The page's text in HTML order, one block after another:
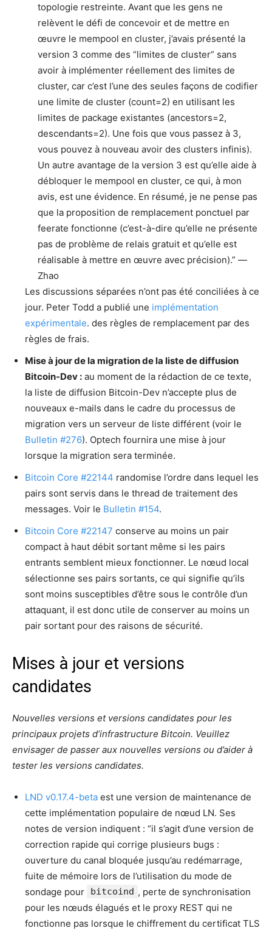
topologie restreinte. Avant que les gens ne
relèvent le défi de concevoir et de mettre en
œuvre le mempool en cluster, j’avais présenté la
version 3 comme des “limites de cluster” sans
avoir à implémenter réellement des limites de
cluster, car c’est l’une des seules façons de codifier
une limite de cluster (count=2) en utilisant les
limites de package existantes (ancestors=2,
descendants=2). Une fois que vous passez à 3,
vous pouvez à nouveau avoir des clusters infinis).
Un autre avantage de la version 3 est qu’elle aide à
débloquer le mempool en cluster, ce qui, à mon
avis, est une évidence. En résumé, je ne pense pas
que la proposition de remplacement ponctuel par
feerate fonctionne (c’est-à-dire qu’elle ne présente
pas de problème de relais gratuit et qu’elle est
réalisable à mettre en œuvre avec précision).” —
Zhao
Les discussions séparées n’ont pas été conciliées à ce
jour. Peter Todd a publié une implémentation
expérimentale. des règles de remplacement par des
règles de frais.
Mise à jour de la migration de la liste de diffusion
Bitcoin-Dev : au moment de la rédaction de ce texte,
la liste de diffusion Bitcoin-Dev n’accepte plus de
nouveaux e-mails dans le cadre du processus de
migration vers un serveur de liste différent (voir le
Bulletin #276). Optech fournira une mise à jour
lorsque la migration sera terminée.
Bitcoin Core #22144 randomise l’ordre dans lequel les
pairs sont servis dans le thread de traitement des
messages. Voir le Bulletin #154.
Bitcoin Core #22147 conserve au moins un pair
compact à haut débit sortant même si les pairs
entrants semblent mieux fonctionner. Le nœud local
sélectionne ses pairs sortants, ce qui signifie qu’ils
sont moins susceptibles d’être sous le contrôle d’un
attaquant, il est donc utile de conserver au moins un
pair sortant pour des raisons de sécurité.
Mises à jour et versions
candidates
Nouvelles versions et versions candidates pour les
principaux projets d’infrastructure Bitcoin. Veuillez
envisager de passer aux nouvelles versions ou d’aider à
tester les versions candidates.
LND v0.17.4-beta est une version de maintenance de
cette implémentation populaire de nœud LN. Ses
notes de version indiquent : “il s’agit d’une version de
correction rapide qui corrige plusieurs bugs :
ouverture du canal bloquée jusqu’au redémarrage,
fuite de mémoire lors de l’utilisation du mode de
sondage pour
bitcoind , perte de synchronisation
pour les nœuds élagués et le proxy REST qui ne
fonctionne pas lorsque le chiffrement du certificat TLS